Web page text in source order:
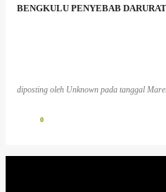
BENGKULU PENYEBAB
diposting oleh Unknown pada tanggal
0